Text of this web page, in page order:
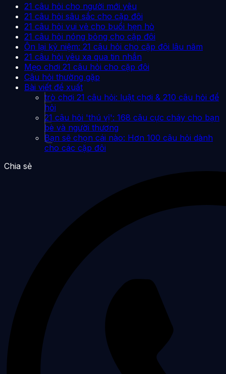
21 câu hỏi cho người mới yêu
21 câu hỏi sâu sắc cho cặp đôi
21 câu hỏi vui vẻ cho buổi hẹn hò
21 câu hỏi nóng bỏng cho cặp đôi
Ôn lại kỷ niệm: 21 câu hỏi cho cặp đôi lâu năm
21 câu hỏi yêu xa qua tin nhắn
Mẹo chơi 21 câu hỏi cho cặp đôi
Câu hỏi thường gặp
Bài viết đề xuất
trò chơi 21 câu hỏi: luật chơi & 210 câu hỏi để
hỏi
21 câu hỏi 'thú vị': 168 câu cực cháy cho bạn
bè và người thương
Bạn sẽ chọn cái nào: Hơn 100 câu hỏi dành
cho các cặp đôi
Chia sẻ